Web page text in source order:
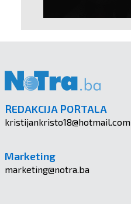
REDAKCIJA PORTALA
kristijankristo18@hotmail.com
Marketing
marketing@notra.ba